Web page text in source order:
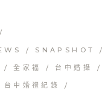
SNAPSHOT
全家福 台中婚攝
台中婚禮紀錄